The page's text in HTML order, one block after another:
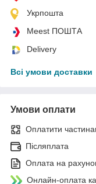
Укрпошта
Meest ПОШТА
Delivery
Всі умови доставки
Умови оплати
Оплатити
Післяплата
Оплата на
Онлайн-оплата